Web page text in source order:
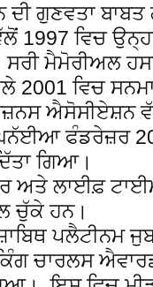
ਦੀ ਗੁਣਵਤਾ
1997 ਵਿਚ
ਸਰੀ ਮੈਮੋਰੀਅਲ
2001 ਵਿਚ
ਐਸੋਸੀਏਸ਼ਨ
ਫੰਡਰੇਜ਼ਰ
ਗਿਆ।
ਅਤੇ ਲਾਈਫ਼
ਚੁੱਕੇ ਹਨ।
ਪਲੈਟੀਨਮ
ਚਾਰਲਸ